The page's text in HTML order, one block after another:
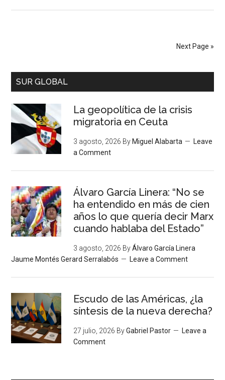
Next Page »
SUR GLOBAL
La geopolítica de la crisis
migratoria en Ceuta
3 agosto, 2026 By Miguel Alabarta
Leave
a Comment
Álvaro García Linera: “No se
ha entendido en más de cien
años lo que quería decir Marx
cuando hablaba del Estado”
3 agosto, 2026 ByÁlvaro García Linera
Jaume Montés Gerard Serralabós
Leave a Comment
Escudo de las Américas, ¿la
síntesis de la nueva derecha?
27 julio, 2026 ByGabriel Pastor
Leave a
Comment